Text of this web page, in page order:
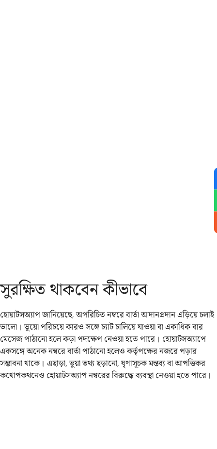
সুরক্ষিত থাকবেন কীভাবে
হোয়াটসঅ্যাপ জানিয়েছে, অপরিচিত নম্বরে বার্তা আদানপ্রদান এড়িয়ে চলাই
ভালো। ভুয়ো পরিচয়ে কারও সঙ্গে চ্যাট চালিয়ে যাওয়া বা একাধিক বার
মেসেজ পাঠানো হলে কড়া পদক্ষেপ নেওয়া হতে পারে। হোয়াটসঅ্যাপে
একসঙ্গে অনেক নম্বরে বার্তা পাঠানো হলেও কর্তৃপক্ষের নজরে পড়ার
সম্ভাবনা থাকে। এছাড়া, ভুয়া তথ্য ছড়ানো, ঘৃণাসূচক মন্তব্য বা আপত্তিকর
কথোপকথনেও হোয়াটসঅ্যাপ নম্বরের বিরুদ্ধে ব্যবস্থা নেওয়া হতে পারে।